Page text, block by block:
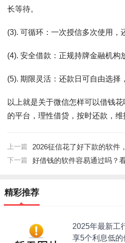
长等待。
(3). 可循环：一次授信多次使用，
(4). 安全借款：正规持牌金融机构
(5). 期限灵活：还款日可自由选择
以上就是关于微信怎样可以借钱
的平台，理性借贷，按时还款，维
上一篇 2026征信花了好下款的软件
下一篇
精彩推荐
2025年最新工
享5个利息低的